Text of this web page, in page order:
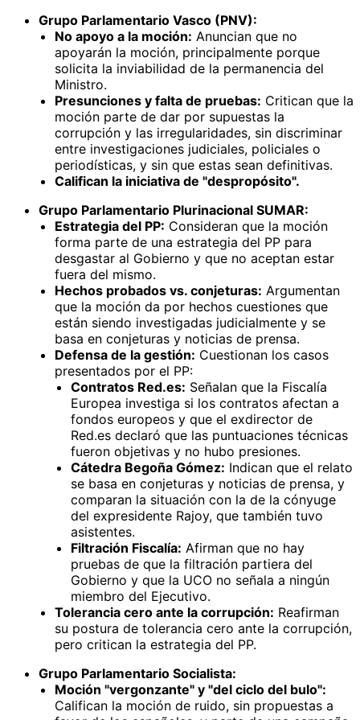
Grupo Parlamentario Vasco (PNV):
No apoyo a la moción: Anuncian que no
apoyarán la moción, principalmente porque
solicita la inviabilidad de la permanencia del
Ministro.
Presunciones y falta de pruebas: Critican que la
moción parte de dar por supuestas la
corrupción y las irregularidades, sin discriminar
entre investigaciones judiciales, policiales o
periodísticas, y sin que estas sean definitivas.
Califican la iniciativa de "despropósito".
Grupo Parlamentario Plurinacional SUMAR:
Estrategia del PP: Consideran que la moción
forma parte de una estrategia del PP para
desgastar al Gobierno y que no aceptan estar
fuera del mismo.
Hechos probados vs. conjeturas: Argumentan
que la moción da por hechos cuestiones que
están siendo investigadas judicialmente y se
basa en conjeturas y noticias de prensa.
Defensa de la gestión: Cuestionan los casos
presentados por el PP:
Contratos Red.es: Señalan que la Fiscalía
Europea investiga si los contratos afectan a
fondos europeos y que el exdirector de
Red.es declaró que las puntuaciones técnicas
fueron objetivas y no hubo presiones.
Cátedra Begoña Gómez: Indican que el relato
se basa en conjeturas y noticias de prensa, y
comparan la situación con la de la cónyuge
del expresidente Rajoy, que también tuvo
asistentes.
Filtración Fiscalía: Afirman que no hay
pruebas de que la filtración partiera del
Gobierno y que la UCO no señala a ningún
miembro del Ejecutivo.
Tolerancia cero ante la corrupción: Reafirman
su postura de tolerancia cero ante la corrupción,
pero critican la estrategia del PP.
Grupo Parlamentario Socialista:
Moción "vergonzante" y "del ciclo del bulo":
Califican la moción de ruido, sin propuestas a